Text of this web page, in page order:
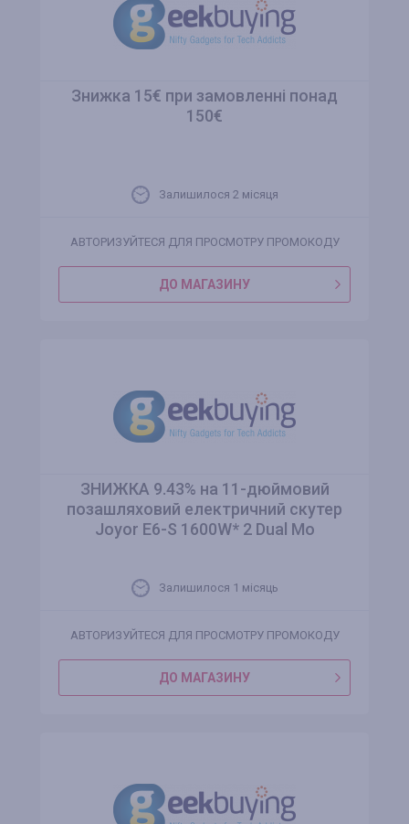
Знижка 15€ при замовленні понад
150€
Залишилося 2 місяця
АВТОРИЗУЙТЕСЯ ДЛЯ ПРОСМОТРУ ПРОМОКОДУ
ДО МАГАЗИНУ
ЗНИЖКА 9.43% на 11-дюймовий
позашляховий електричний скутер
Joyor E6-S 1600W* 2 Dual Mo
Залишилося 1 місяць
АВТОРИЗУЙТЕСЯ ДЛЯ ПРОСМОТРУ ПРОМОКОДУ
ДО МАГАЗИНУ